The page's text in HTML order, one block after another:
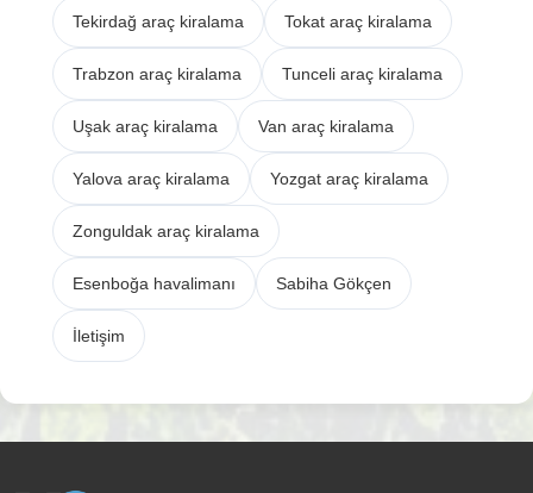
Tekirdağ araç kiralama Tokat araç kiralama
Trabzon araç kiralama Tunceli araç kiralama
Uşak araç kiralama Van araç kiralama
Yalova araç kiralama Yozgat araç kiralama
Zonguldak araç kiralama
Esenboğa havalimanı Sabiha Gökçen
İletişim